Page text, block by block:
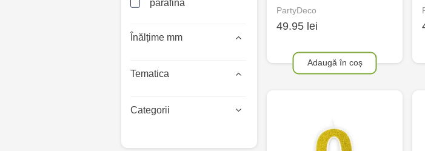
parafină
Înălțime mm
Tematica
Categorii
PartyDeco
49.95 lei
Adaugă în coș